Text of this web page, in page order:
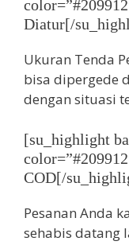
Diatur[/
Ukuran Tenda
bisa dipergede
dengan situasi
[su_highlight
COD[/
Pesanan Anda
sehabis datang